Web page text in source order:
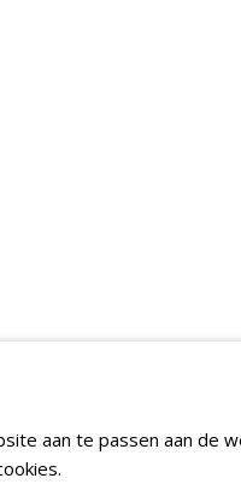
aan te passen aan de